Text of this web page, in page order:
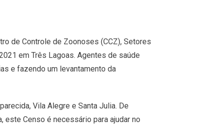
de Controle de Zoonoses (CCZ), Setores
em Três Lagoas. Agentes de saúde
e fazendo um levantamento da
Vila Alegre e Santa Julia. De
este Censo é necessário para ajudar no